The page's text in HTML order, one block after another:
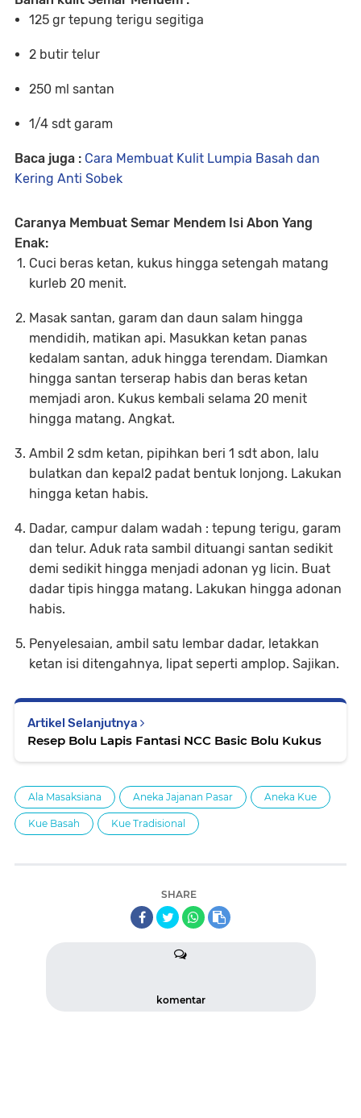
125 gr tepung terigu segitiga
2 butir telur
250 ml santan
1/4 sdt garam
Baca juga : Cara Membuat Kulit Lumpia Basah dan
Kering Anti Sobek
Caranya Membuat Semar Mendem Isi Abon Yang
Enak:
Cuci beras ketan, kukus hingga setengah matang
kurleb 20 menit.
Masak santan, garam dan daun salam hingga
mendidih, matikan api. Masukkan ketan panas
kedalam santan, aduk hingga terendam. Diamkan
hingga santan terserap habis dan beras ketan
memjadi aron. Kukus kembali selama 20 menit
hingga matang. Angkat.
Ambil 2 sdm ketan, pipihkan beri 1 sdt abon, lalu
bulatkan dan kepal2 padat bentuk lonjong. Lakukan
hingga ketan habis.
Dadar, campur dalam wadah : tepung terigu, garam
dan telur. Aduk rata sambil dituangi santan sedikit
demi sedikit hingga menjadi adonan yg licin. Buat
dadar tipis hingga matang. Lakukan hingga adonan
habis.
Penyelesaian, ambil satu lembar dadar, letakkan
ketan isi ditengahnya, lipat seperti amplop. Sajikan.
Artikel Selanjutnya
Resep Bolu Lapis Fantasi NCC Basic Bolu Kukus
Ala Masaksiana Aneka Jajanan Pasar Aneka Kue
Kue Basah Kue Tradisional
SHARE
komentar